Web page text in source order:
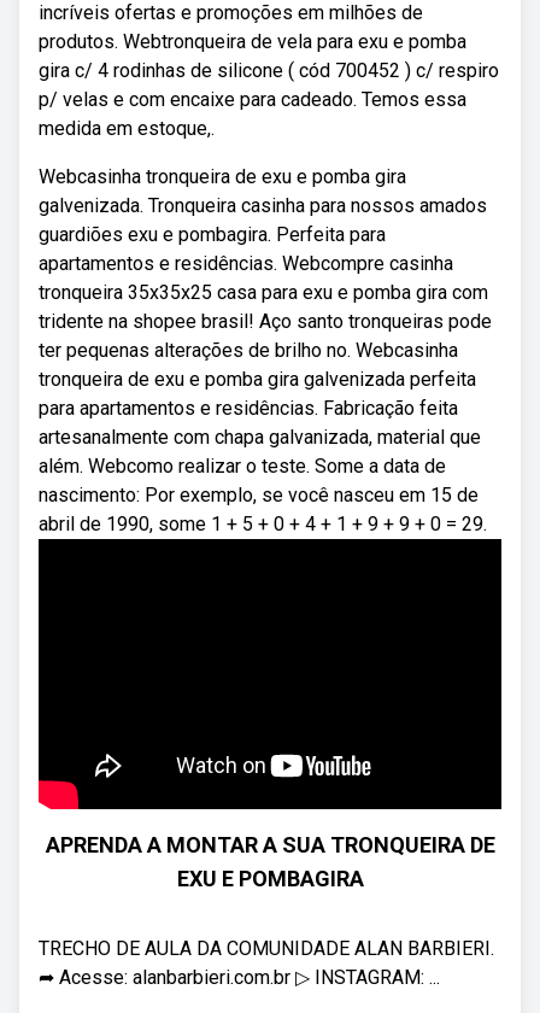
incríveis ofertas e promoções em milhões de
produtos. Webtronqueira de vela para exu e pomba
gira c/ 4 rodinhas de silicone ( cód 700452 ) c/ respiro
p/ velas e com encaixe para cadeado. Temos essa
medida em estoque,.
Webcasinha tronqueira de exu e pomba gira
galvenizada. Tronqueira casinha para nossos amados
guardiões exu e pombagira. Perfeita para
apartamentos e residências. Webcompre casinha
tronqueira 35x35x25 casa para exu e pomba gira com
tridente na shopee brasil! Aço santo tronqueiras pode
ter pequenas alterações de brilho no. Webcasinha
tronqueira de exu e pomba gira galvenizada perfeita
para apartamentos e residências. Fabricação feita
artesanalmente com chapa galvanizada, material que
além. Webcomo realizar o teste. Some a data de
nascimento: Por exemplo, se você nasceu em 15 de
abril de 1990, some 1 + 5 + 0 + 4 + 1 + 9 + 9 + 0 = 29.
APRENDA A MONTAR A SUA TRONQUEIRA DE
EXU E POMBAGIRA
TRECHO DE AULA DA COMUNIDADE ALAN BARBIERI.
➦ Acesse: alanbarbieri.com.br ▷ INSTAGRAM: ...